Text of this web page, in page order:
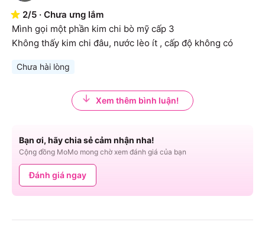
2/5 · Chưa ưng lắm
Mình gọi một phần kim chi bò mỹ cấp 3
Không thấy kim chi đâu, nước lèo ít , cấp độ không có
Chưa hài lòng
Xem thêm bình luận!
Bạn ơi, hãy chia sẻ cảm nhận nha!
Cộng đồng MoMo mong chờ xem đánh giá của bạn
Đánh giá ngay